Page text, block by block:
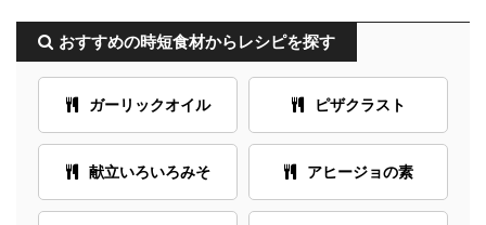
おすすめの時短食材からレシピを探す
ガーリックオイル ピザクラスト
献立いろいろみそ アヒージョの素